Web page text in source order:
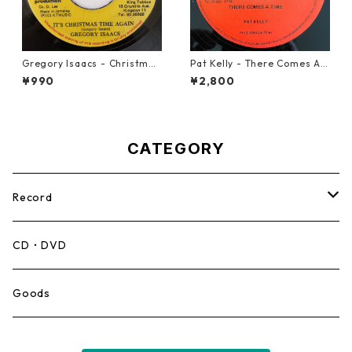
Gregory Isaacs - Christmas
Time Once Again【7-2058
9】
¥990
Pat Kelly - There Comes A T
ime【12-50057】
¥2,800
CATEGORY
Record
Mento,Calypso,Ballad
Ska
CD・DVD
Goods